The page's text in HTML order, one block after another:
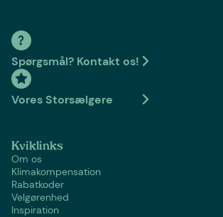
Spørgsmål? Kontakt os!
Vores Storsælgere
Kviklinks
Om os
Klimakompensation
Rabatkoder
Velgørenhed
Inspiration